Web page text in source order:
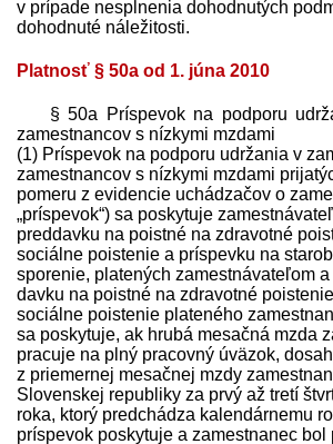
v prípade nesplnenia dohodnutých
dohodnuté náležitosti.
Platnosť § 50a od 1. júna 2010
§ 50a Príspevok na podporu
zamestnancov s nízkymi mzdami
(1) Príspevok na podporu udržania v
zamestnancov s nízkymi mzdami
pomeru z evidencie uchádzačov o
„príspevok“) sa poskytuje
pred­davku na poistné na zdravotné
sociálne poistenie a príspevku na
sporenie, platených zamest­návateľom
davku na poistné na zdravotné
sociálne poistenie plateného
sa poskytuje, ak hrubá mesačná mzda
pracuje na plný pracovný úväzok,
z priemernej mesačnej mzdy
Slovenskej republiky za prvý až tretí
roka, ktorý pred­chádza kalendárnemu
príspevok poskytuje a zamestnanec bol